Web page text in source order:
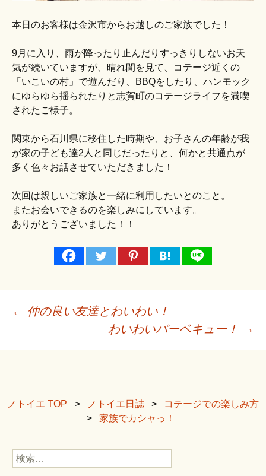
本日のお客様は金沢市からお越しのご家族でした！
9月に入り、雨が降ったり止んだりすっきりしないお天
気が続いていますが、晴れ間を見て、コテージ近くの
「いこいの村」で遊んだり、BBQをしたり、ハンモック
にゆらゆら揺られたりと志賀町のコテージライフを満喫
されたご様子。
関東から石川県に移住した時期や、お子さんの年齢が我
が家の子ども達2人と同じだったりと、何かと共通点が
多く色々お話させていただきました！
次回は親しいご家族と一緒に利用したいとのこと。
またお会いできるのを楽しみにしています。
ありがとうございました！！
投
ゲ
シ
← 仲の良い友達とわいわい！
わいわいバーベキュー！
→
ノトイエ TOP ノトイエ日誌
コテージでの楽しみ方
家族でカシャっ！
検
索: